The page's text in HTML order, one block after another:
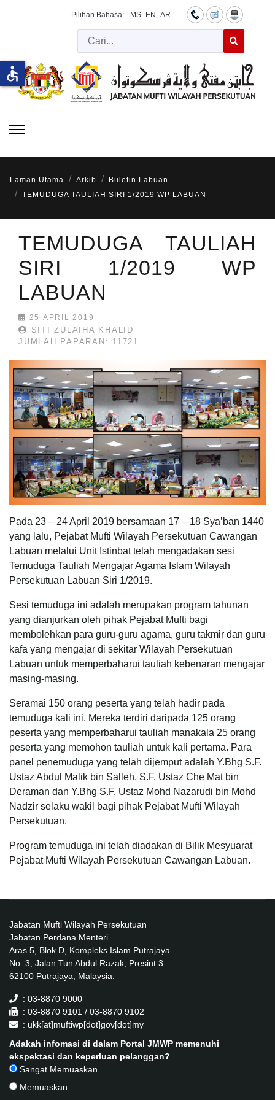
Pilihan Bahasa: MS EN AR
Cari
Laman Utama Arkib
Buletin Labuan
TEMUDUGA TAULIAH SIRI 1/2019 WP LABUAN
TEMUDUGA TAULIAH
SIRI 1/2019 WP
LABUAN
25 APRIL 2019
SITI ZULAIHA KHALID
JUMLAH PAPARAN: 11721
Pada 23 – 24 April 2019 bersamaan 17 – 18 Sya’ban 1440
yang lalu, Pejabat Mufti Wilayah Persekutuan Cawangan
Labuan melalui Unit Istinbat telah mengadakan sesi
Temuduga Tauliah Mengajar Agama Islam Wilayah
Persekutuan Labuan Siri 1/2019.
Sesi temuduga ini adalah merupakan program tahunan
yang dianjurkan oleh pihak Pejabat Mufti bagi
membolehkan para guru-guru agama, guru takmir dan guru
kafa yang mengajar di sekitar Wilayah Persekutuan
Labuan untuk memperbaharui tauliah kebenaran mengajar
masing-masing.
Seramai 150 orang peserta yang telah hadir pada
temuduga kali ini. Mereka terdiri daripada 125 orang
peserta yang memperbaharui tauliah manakala 25 orang
peserta yang memohon tauliah untuk kali pertama. Para
panel penemuduga yang telah dijemput adalah Y.Bhg S.F.
Ustaz Abdul Malik bin Salleh. S.F. Ustaz Che Mat bin
Deraman dan Y.Bhg S.F. Ustaz Mohd Nazarudi bin Mohd
Nadzir selaku wakil bagi pihak Pejabat Mufti Wilayah
Persekutuan.
Program temuduga ini telah diadakan di Bilik Mesyuarat
Pejabat Mufti Wilayah Persekutuan Cawangan Labuan.
Jabatan Mufti Wilayah Persekutuan
Jabatan Perdana Menteri
Aras 5, Blok D, Kompleks Islam Putrajaya
No. 3, Jalan Tun Abdul Razak, Presint 3
62100 Putrajaya, Malaysia.
: 03-8870 9000
: 03-8870 9101 / 03-8870 9102
: ukk[at]muftiwp[dot]gov[dot]my
Adakah infomasi di dalam Portal JMWP memenuhi
ekspektasi dan keperluan pelanggan?
Sangat Memuaskan
Memuaskan
accessible